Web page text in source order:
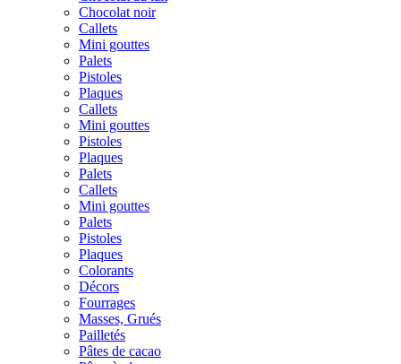
Chocolat noir
Callets
Mini gouttes
Palets
Pistoles
Plaques
Callets
Mini gouttes
Pistoles
Plaques
Palets
Callets
Mini gouttes
Palets
Pistoles
Plaques
Colorants
Décors
Fourrages
Masses, Grués
Pailletés
Pâtes de cacao